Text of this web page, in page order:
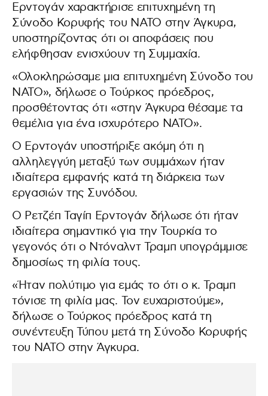
Ερντογάν χαρακτήρισε επιτυχημένη τη
Σύνοδο Κορυφής του ΝΑΤΟ στην Άγκυρα,
υποστηρίζοντας ότι οι αποφάσεις που
ελήφθησαν ενισχύουν τη Συμμαχία.
«Ολοκληρώσαμε μια επιτυχημένη Σύνοδο του
ΝΑΤΟ», δήλωσε ο Τούρκος πρόεδρος,
προσθέτοντας ότι «στην Άγκυρα θέσαμε τα
θεμέλια για ένα ισχυρότερο ΝΑΤΟ».
Ο Ερντογάν υποστήριξε ακόμη ότι η
αλληλεγγύη μεταξύ των συμμάχων ήταν
ιδιαίτερα εμφανής κατά τη διάρκεια των
εργασιών της Συνόδου.
Ο Ρετζέπ Ταγίπ Ερντογάν δήλωσε ότι ήταν
ιδιαίτερα σημαντικό για την Τουρκία το
γεγονός ότι ο Ντόναλντ Τραμπ υπογράμμισε
δημοσίως τη φιλία τους.
«Ήταν πολύτιμο για εμάς το ότι ο κ. Τραμπ
τόνισε τη φιλία μας. Τον ευχαριστούμε»,
δήλωσε ο Τούρκος πρόεδρος κατά τη
συνέντευξη Τύπου μετά τη Σύνοδο Κορυφής
του ΝΑΤΟ στην Άγκυρα.